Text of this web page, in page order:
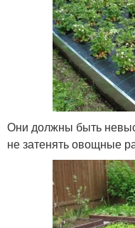
Они должны быть
не затенять овощные